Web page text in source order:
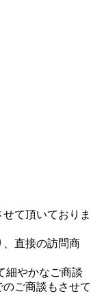
て頂いておりま
、直接の訪問商
細やかなご商談
ご商談もさせて